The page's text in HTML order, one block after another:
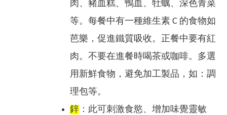
肉、豬血糕、鴨血、牡蠣、深色青菜
等。每餐中有一種維生素 C 的食物如
芭樂，促進鐵質吸收。正餐中要有紅
肉。不要在進餐時喝茶或咖啡。多選
用新鮮食物，避免加工製品，如：調
理包等。
鋅 ：此可刺激食慾、增加味覺靈敏